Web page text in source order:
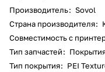
Производитель: Sovol
Страна производителя:
Совместимость с
Тип запчастей:
Тип покрытия: PEI